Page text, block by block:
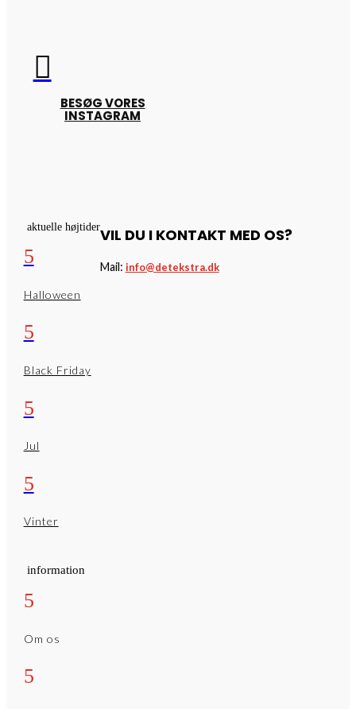

BESØG VORES
INSTAGRAM
aktuelle højtider
5
Halloween
5
Black Friday
5
Jul
5
Vinter
information
5
Om os
5
VIL DU I KONTAKT MED OS?
Mail: info@detekstra.dk